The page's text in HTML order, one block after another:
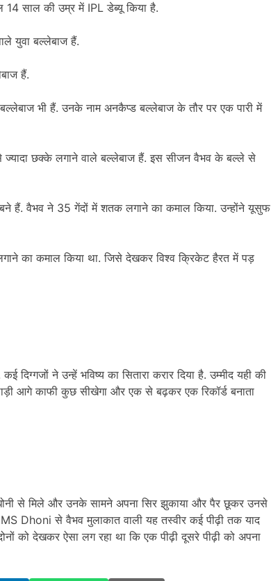
14 साल की उम्र में IPL डेब्यू किया है.
युवा बल्लेबाज हैं.
हैं.
भी हैं. उनके नाम अनकैप्ड बल्लेबाज के तौर पर एक पारी में
छक्के लगाने वाले बल्लेबाज हैं. इस सीजन वैभव के बल्ले से
हैं. वैभव ने 35 गेंदों में शतक लगाने का कमाल किया. उन्होंने यूसुफ
का कमाल किया था. जिसे देखकर विश्व क्रिकेट हैरत में पड़
ने उन्हें भविष्य का सितारा करार दिया है. उम्मीद यही की
आगे काफी कुछ सीखेगा और एक से बढ़कर एक रिकॉर्ड बनाता
से मिले और उनके सामने अपना सिर झुकाया और पैर छूकर उनसे
Dhoni से वैभव मुलाकात वाली यह तस्वीर कई पीढ़ी तक याद
को देखकर ऐसा लग रहा था कि एक पीढ़ी दूसरे पीढ़ी को अपना